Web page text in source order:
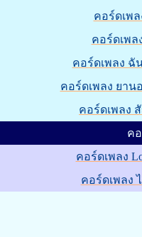
คอร์ดเพล
คอร์ดเพล
คอร์ดเพลง ฉั
คอร์ดเพลง ยาน
คอร์ดเพลง
ค
คอร์ดเพลง
คอร์ดเพลง